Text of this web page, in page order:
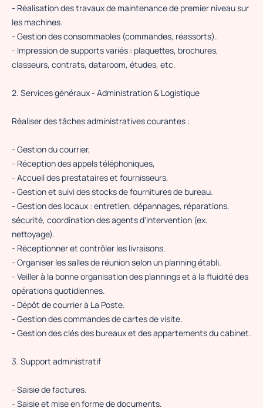
- Réalisation des travaux de maintenance de premier niveau sur
les machines.
- Gestion des consommables (commandes, réassorts).
- Impression de supports variés : plaquettes, brochures,
classeurs, contrats, dataroom, études, etc.
2. Services généraux - Administration & Logistique
Réaliser des tâches administratives courantes :
- Gestion du courrier,
- Réception des appels téléphoniques,
- Accueil des prestataires et fournisseurs,
- Gestion et suivi des stocks de fournitures de bureau.
- Gestion des locaux : entretien, dépannages, réparations,
sécurité, coordination des agents d'intervention (ex.
nettoyage).
- Réceptionner et contrôler les livraisons.
- Organiser les salles de réunion selon un planning établi.
- Veiller à la bonne organisation des plannings et à la fluidité des
opérations quotidiennes.
- Dépôt de courrier à La Poste.
- Gestion des commandes de cartes de visite.
- Gestion des clés des bureaux et des appartements du cabinet.
3. Support administratif
- Saisie de factures.
- Saisie et mise en forme de documents.